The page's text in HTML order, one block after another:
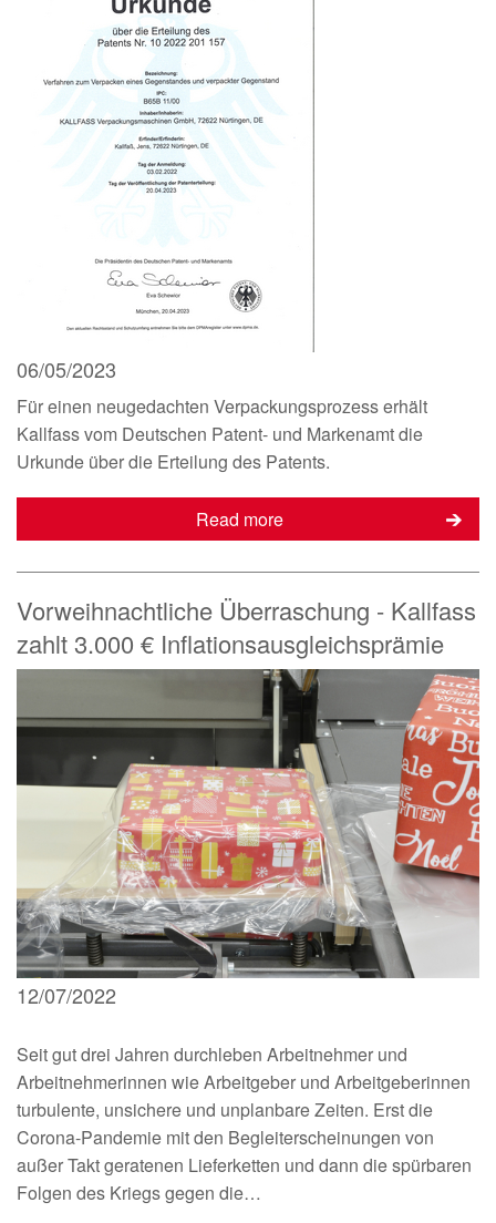
06/05/2023
Für einen neugedachten Verpackungsprozess erhält
Kallfass vom Deutschen Patent- und Markenamt die
Urkunde über die Erteilung des Patents.
Read more
Vorweihnachtliche Überraschung - Kallfass
zahlt 3.000 € Inflationsausgleichsprämie
12/07/2022
Seit gut drei Jahren durchleben Arbeitnehmer und
Arbeitnehmerinnen wie Arbeitgeber und Arbeitgeberinnen
turbulente, unsichere und unplanbare Zeiten. Erst die
Corona-Pandemie mit den Begleiterscheinungen von
außer Takt geratenen Lieferketten und dann die spürbaren
Folgen des Kriegs gegen die…